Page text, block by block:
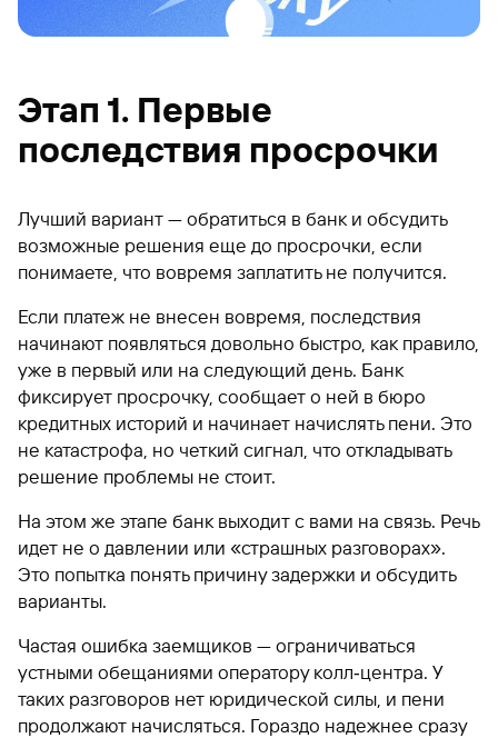
Этап 1. Первые
последствия просрочки
Лучший вариант — обратиться в банк и обсудить
возможные решения еще до просрочки, если
понимаете, что вовремя заплатить не получится.
Если платеж не внесен вовремя, последствия
начинают появляться довольно быстро, как правило,
уже в первый или на следующий день. Банк
фиксирует просрочку, сообщает о ней в бюро
кредитных историй и начинает начислять пени. Это
не катастрофа, но четкий сигнал, что откладывать
решение проблемы не стоит.
На этом же этапе банк выходит с вами на связь. Речь
идет не о давлении или «страшных разговорах».
Это попытка понять причину задержки и обсудить
варианты.
Частая ошибка заемщиков — ограничиваться
устными обещаниями оператору колл‑центра. У
таких разговоров нет юридической силы, и пени
продолжают начисляться. Гораздо надежнее сразу